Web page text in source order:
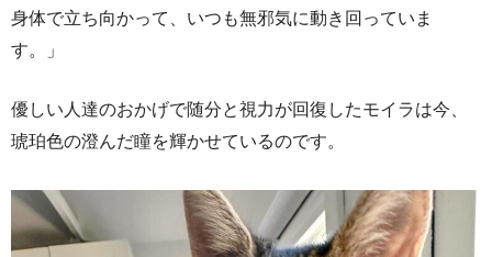
身体で立ち向かって、いつも無邪気に動き回っていま
す。」
優しい人達のおかげで随分と視力が回復したモイラは今、
琥珀色の澄んだ瞳を輝かせているのです。